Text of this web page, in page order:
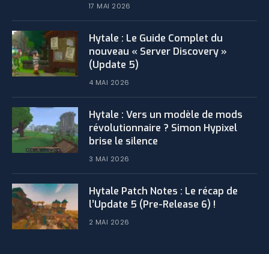
17 MAI 2026
Hytale : Le Guide Complet du
nouveau « Server Discovery »
(Update 5)
4 MAI 2026
Hytale : Vers un modèle de mods
révolutionnaire ? Simon Hypixel
brise le silence
3 MAI 2026
​Hytale Patch Notes : Le récap de
l’Update 5 (Pre-Release 6) !
2 MAI 2026